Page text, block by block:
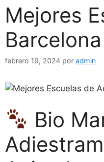
Mejores
Barcelona
febrero 19, 2024 por admin
Bio